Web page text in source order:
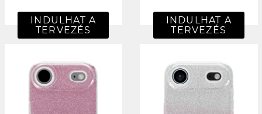
INDULHAT A
TERVEZÉS
INDULHAT A
TERVEZÉS